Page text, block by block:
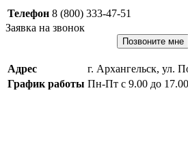
Телефон 8 (800) 333-47-51
Заявка на звонок
Позвоните мне
Адрес
г. Архангельск, ул.
График работы Пн-Пт с 9.00 до 17.00